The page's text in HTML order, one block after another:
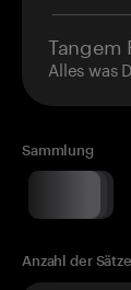
Tangem
Alles was
Sammlung
Anzahl der Sätze